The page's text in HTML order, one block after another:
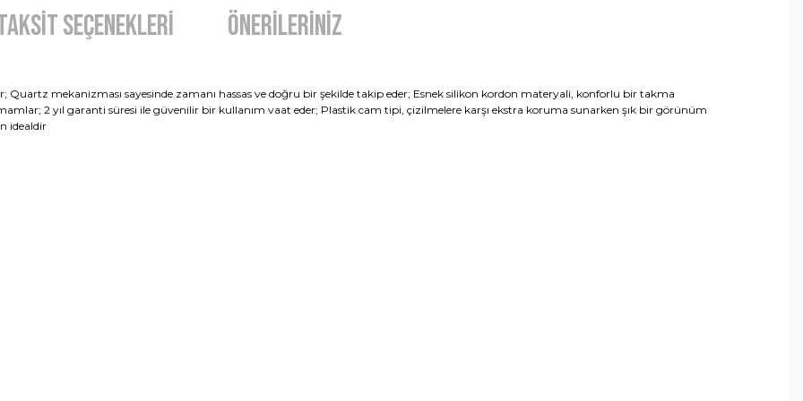
Seçenekleri Önerileriniz
Quartz mekanizması sayesinde zamanı hassas ve doğru bir şekilde takip eder; Esnek silikon kordon materyali, konforlu bir takma
2 yıl garanti süresi ile güvenilir bir kullanım vaat eder; Plastik cam tipi, çizilmelere karşı ekstra koruma sunarken şık bir görünüm
idealdir